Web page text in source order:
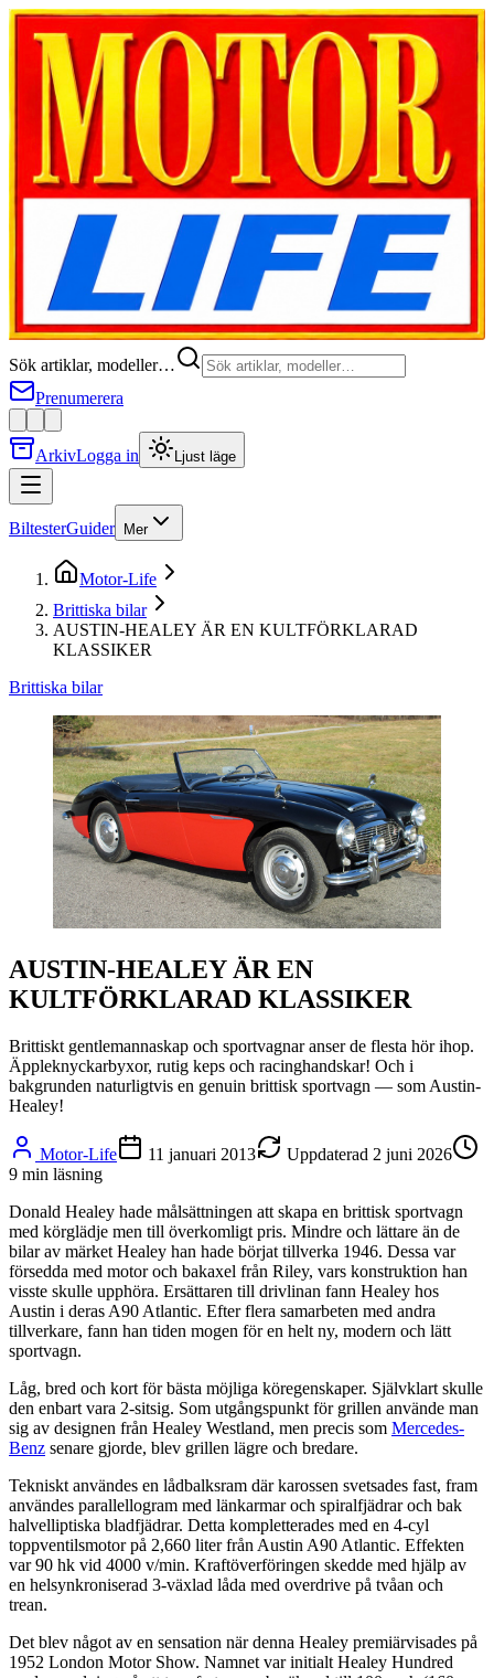
Sök artiklar, modeller…
Prenumerera
ArkivLogga in Ljust läge
BiltesterGuider Mer
Motor-Life
Brittiska bilar
AUSTIN-HEALEY ÄR EN KULTFÖRKLARAD
KLASSIKER
Brittiska bilar
AUSTIN-HEALEY ÄR EN
KULTFÖRKLARAD KLASSIKER
Brittiskt gentlemannaskap och sportvagnar anser de flesta hör ihop.
Äppleknyckarbyxor, rutig keps och racinghandskar! Och i
bakgrunden naturligtvis en genuin brittisk sportvagn — som Austin-
Healey!
Motor-Life 11 januari 2013 Uppdaterad 2 juni 2026
9 min läsning
Donald Healey hade målsättningen att skapa en brittisk sportvagn
med körglädje men till överkomligt pris. Mindre och lättare än de
bilar av märket Healey han hade börjat tillverka 1946. Dessa var
försedda med motor och bakaxel från Riley, vars konstruktion han
visste skulle upphöra. Ersättaren till drivlinan fann Healey hos
Austin i deras A90 Atlantic. Efter flera samarbeten med andra
tillverkare, fann han tiden mogen för en helt ny, modern och lätt
sportvagn.
Låg, bred och kort för bästa möjliga köregenskaper. Självklart skulle
den enbart vara 2-sitsig. Som utgångspunkt för grillen använde man
sig av designen från Healey Westland, men precis som Mercedes-
Benz senare gjorde, blev grillen lägre och bredare.
Tekniskt användes en lådbalksram där karossen svetsades fast, fram
användes parallellogram med länkarmar och spiralfjädrar och bak
halvelliptiska bladfjädrar. Detta kompletterades med en 4-cyl
toppventilsmotor på 2,660 liter från Austin A90 Atlantic. Effekten
var 90 hk vid 4000 v/min. Kraftöverföringen skedde med hjälp av
en helsynkroniserad 3-växlad låda med overdrive på tvåan och
trean.
Det blev något av en sensation när denna Healey premiärvisades på
1952 London Motor Show. Namnet var initialt Healey Hundred